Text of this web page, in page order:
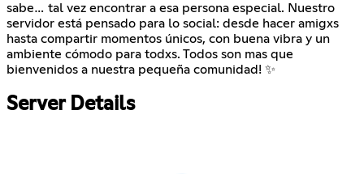
sabe… tal vez encontrar a esa persona especial. Nuestro
servidor está pensado para lo social: desde hacer amigxs
hasta compartir momentos únicos, con buena vibra y un
ambiente cómodo para todxs. Todos son mas que
bienvenidos a nuestra pequeña comunidad! ✨
Server Details